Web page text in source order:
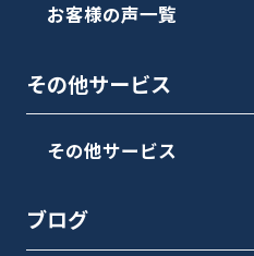
お客様の声一覧
その他サービス
その他サービス
ブログ